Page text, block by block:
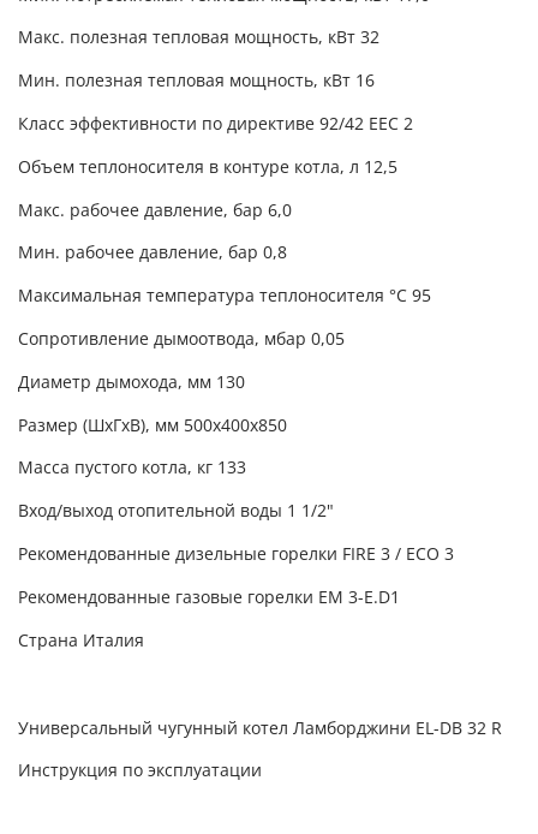
Макс. полезная тепловая мощность, кВт 32
Мин. полезная тепловая мощность, кВт 16
Класс эффективности по директиве 92/42 EEC 2
Объем теплоносителя в контуре котла, л 12,5
Макс. рабочее давление, бар 6,0
Мин. рабочее давление, бар 0,8
Максимальная температура теплоносителя °C 95
Сопротивление дымоотвода, мбар 0,05
Диаметр дымохода, мм 130
Размер (ШхГхВ), мм 500x400x850
Масса пустого котла, кг 133
Вход/выход отопительной воды 1 1/2"
Рекомендованные дизельные горелки FIRE 3 / ECO 3
Рекомендованные газовые горелки EM 3-E.D1
Страна Италия
Универсальный чугунный котел Ламборджини EL-DB 32 R
Инструкция по эксплуатации